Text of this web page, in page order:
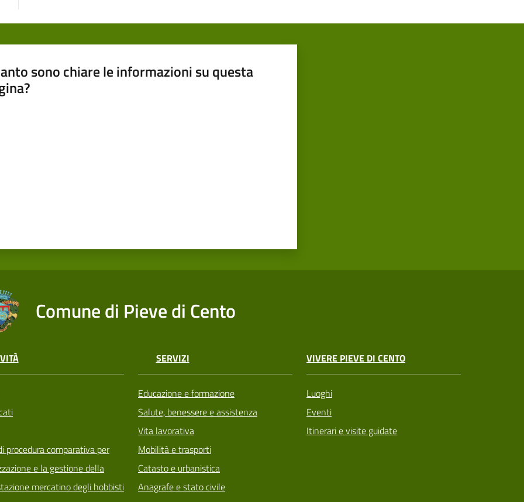
sono chiare le informazioni su questa
Comune di Pieve di Cento
procedura comparativa per
e la gestione della
mercatino degli hobbisti
SERVIZI
Educazione e formazione
Salute, benessere e assistenza
Vita lavorativa
Mobilità e trasporti
Catasto e urbanistica
Anagrafe e stato civile
VIVERE PIEVE DI CENTO
Luoghi
Eventi
Itinerari e visite guidate